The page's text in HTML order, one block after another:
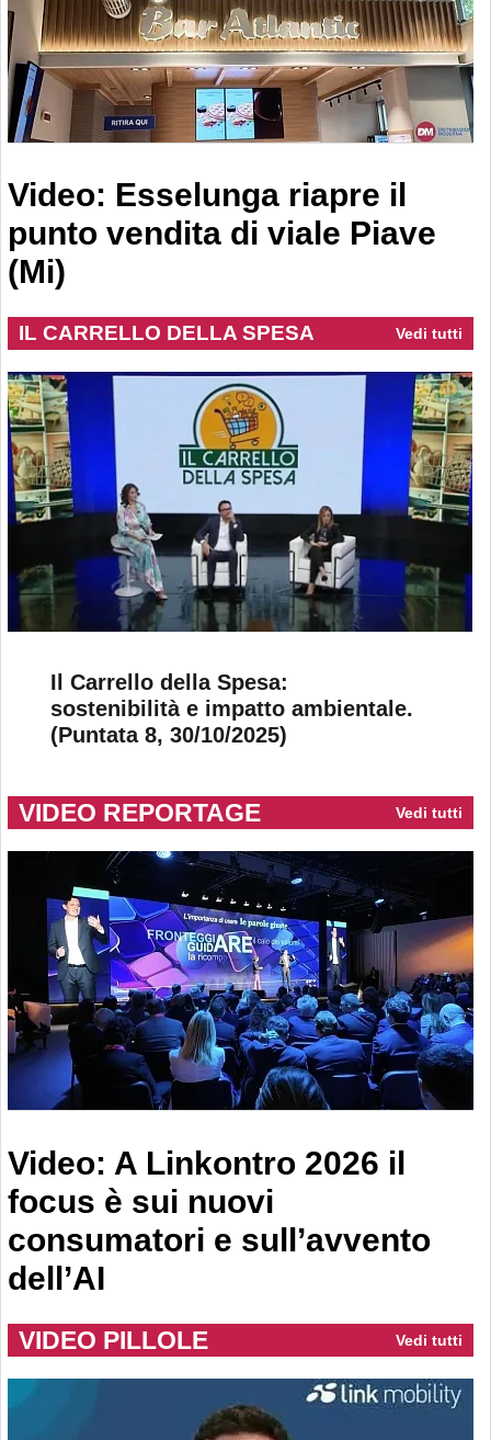
Video: Esselunga riapre il
punto vendita di viale Piave
(Mi)
IL CARRELLO DELLA SPESA Vedi tutti
Il Carrello della Spesa:
sostenibilità e impatto ambientale.
(Puntata 8, 30/10/2025)
VIDEO REPORTAGE Vedi tutti
Video: A Linkontro 2026 il
focus è sui nuovi
consumatori e sull’avvento
dell’AI
VIDEO PILLOLE Vedi tutti